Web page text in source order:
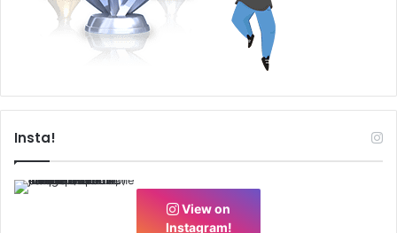
Insta!
View on
Instagram!